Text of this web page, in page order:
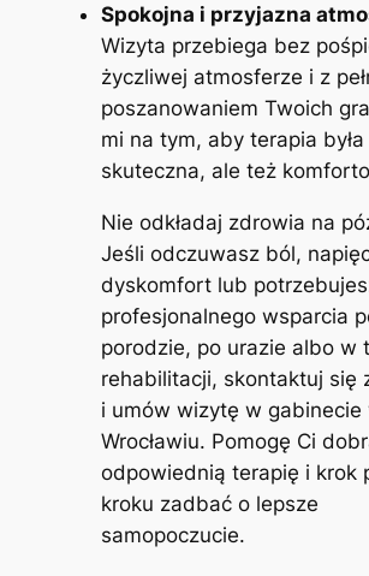
Spokojna i przyjazna
Wizyta przebiega bez
życzliwej atmosferze i z
poszanowaniem Twoich
mi na tym, aby terapia
skuteczna, ale też
Nie odkładaj zdrowia na
Jeśli odczuwasz ból,
dyskomfort lub
profesjonalnego wsparcia
porodzie, po urazie albo w
rehabilitacji, skontaktuj się
i umów wizytę w gabinecie
Wrocławiu. Pomogę Ci
odpowiednią terapię i krok
kroku zadbać o lepsze
samopoczucie.